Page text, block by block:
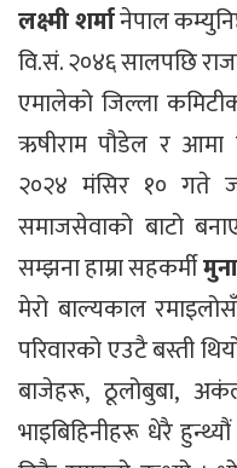
लक्ष्मी शर्मानेपाल
वि.सं. २०४६ सालपछि
एमालेको जिल्ला
ऋषीराम पौडेल र आमा
२०२४ मंसिर १० गते
समाजसेवाको बाटो
सम्झना हाम्रा सहकर्मी
मेरो बाल्यकाल
परिवारको एउटै बस्ती
बाजेहरू, ठूलोबुबा,
भाइबिहिनीहरू धेरै